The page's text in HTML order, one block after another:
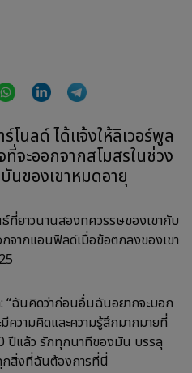
WhatsAppLinkedIn
จะออกจากสโมสรในช่วง
ของเขาหมดอายุ
ที่ยาวนานสองทศวรรษของเขากับ
จากแอนฟิลด์เมื่อข้อตกลงของเขา
: “ฉันคิดว่าก่อนอื่นฉันอยากจะบอก
ความคิดและความรู้สึกมากมายที่
ปีแล้ว รักทุกนาทีของมัน บรรลุ
สิ่งที่ฉันต้องการที่นี่